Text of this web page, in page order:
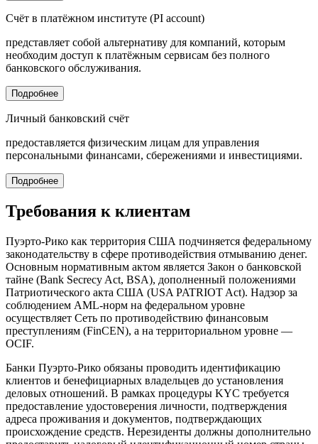
Счёт в платёжном институте (PI account)
представляет собой альтернативу для компаний, которым
необходим доступ к платёжным сервисам без полного
банковского обслуживания.
Подробнее
Личный банковский счёт
предоставляется физическим лицам для управления
персональными финансами, сбережениями и инвестициями.
Подробнее
Требования к клиентам
Пуэрто-Рико как территория США подчиняется федеральному
законодательству в сфере противодействия отмыванию денег.
Основным нормативным актом является Закон о банковской
тайне (Bank Secrecy Act, BSA), дополненный положениями
Патриотического акта США (USA PATRIOT Act). Надзор за
соблюдением AML-норм на федеральном уровне
осуществляет Сеть по противодействию финансовым
преступлениям (FinCEN), а на территориальном уровне —
OCIF.
Банки Пуэрто-Рико обязаны проводить идентификацию
клиентов и бенефициарных владельцев до установления
деловых отношений. В рамках процедуры KYC требуется
предоставление удостоверения личности, подтверждения
адреса проживания и документов, подтверждающих
происхождение средств. Нерезиденты должны дополнительно